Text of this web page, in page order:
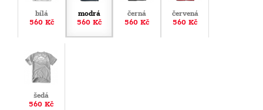
bílá
560 Kč
modrá
560 Kč
černá
560 Kč
červená
560 Kč
šedá
560 Kč